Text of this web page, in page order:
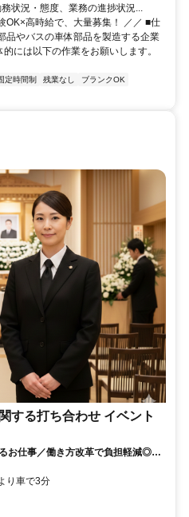
状況・態度、業務の進捗状況...
OK×高時給で、大量募集！ ／／ ■仕
品やバスの車体部品を製造する企業
には以下の作業をお願いします。
定時間制 残業なし
ブランクOK
する打ち合わせ イベント
お仕事／働き方改革で負担軽減◎丁
業種からの転職者も多数活躍中！週
して長く働けます
り車で3分